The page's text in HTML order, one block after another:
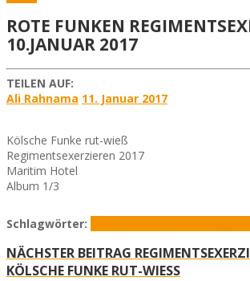
ROTE FUNKEN
10.JANUAR 2017
TEILEN AUF:
Ali Rahnama 11. Januar 2017
Kölsche Funke rut-wieß
Regimentsexerzieren 2017
Maritim Hotel
Album 1/3
Schlagwörter:
NÄCHSTER BEITRAG
KÖLSCHE FUNKE RUT-WIESS